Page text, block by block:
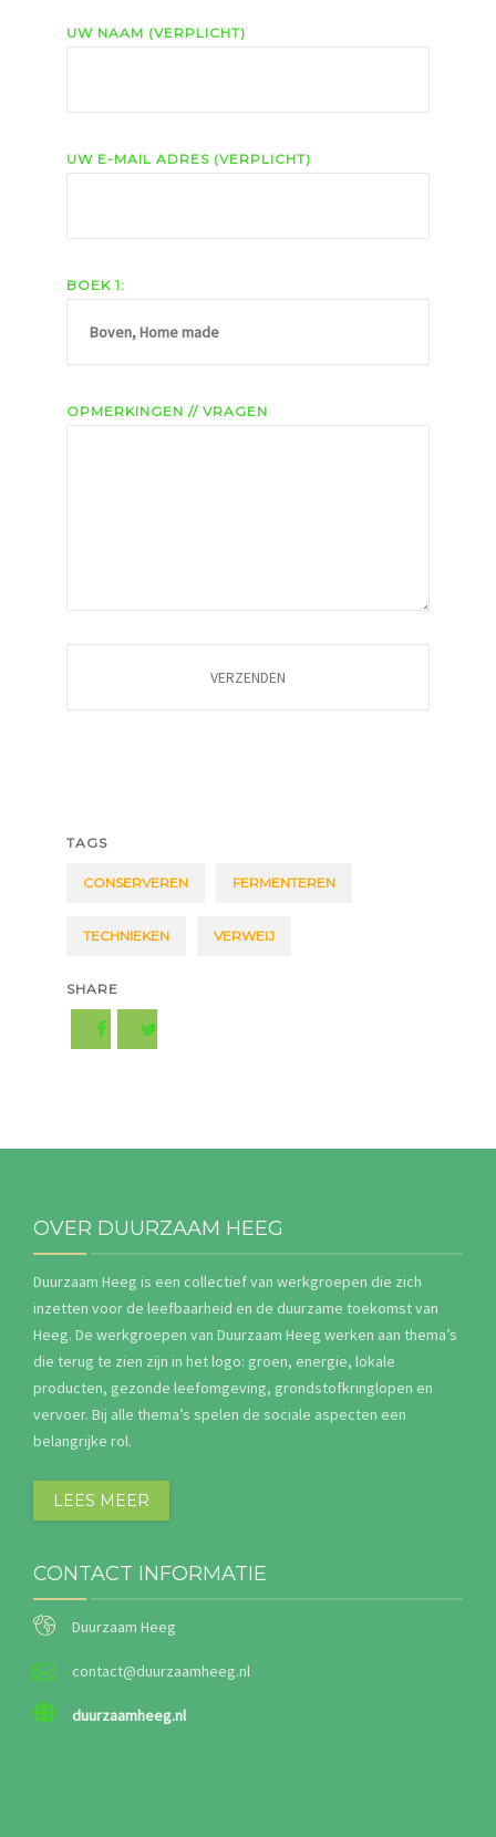
UW NAAM (VERPLICHT)
UW E-MAIL ADRES (VERPLICHT)
BOEK 1:
OPMERKINGEN // VRAGEN
TAGS
CONSERVEREN FERMENTEREN
TECHNIEKEN VERWEIJ
SHARE
OVER DUURZAAM HEEG
Duurzaam Heeg is een collectief van werkgroepen die zich
inzetten voor de leefbaarheid en de duurzame toekomst van
Heeg. De werkgroepen van Duurzaam Heeg werken aan thema’s
die terug te zien zijn in het logo: groen, energie, lokale
producten, gezonde leefomgeving, grondstofkringlopen en
vervoer. Bij alle thema’s spelen de sociale aspecten een
belangrijke rol.
LEES MEER
CONTACT INFORMATIE
Duurzaam Heeg
contact@duurzaamheeg.nl
duurzaamheeg.nl